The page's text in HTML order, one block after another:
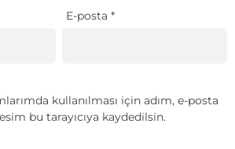
E-posta*
kullanılması için adım, e-posta
bu tarayıcıya kaydedilsin.